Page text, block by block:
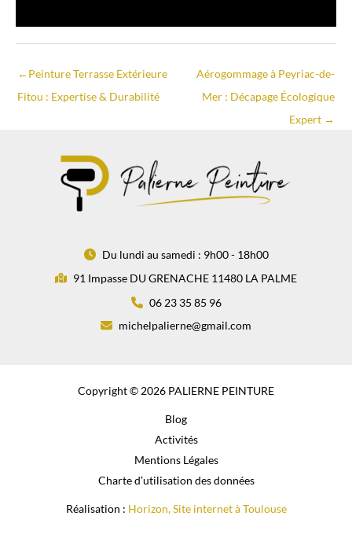
←Peinture Terrasse Extérieure
Fitou : Expertise & Durabilité
Aérogommage à Peyriac-de-
Mer : Décapage Écologique
Expert →
Du lundi au samedi : 9h00 - 18h00
91 Impasse DU GRENACHE 11480 LA PALME
06 23 35 85 96
michelpalierne@gmail.com
Copyright © 2026 PALIERNE PEINTURE
Blog
Activités
Mentions Légales
Charte d’utilisation des données
Réalisation : Horizon, Site internet à Toulouse